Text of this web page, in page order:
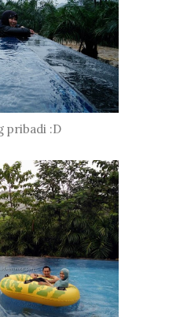
pribadi :D